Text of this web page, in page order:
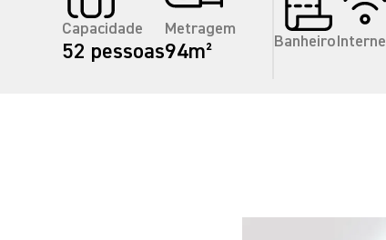
Capacidade
52 pessoas
Metragem
94m² Banheiro